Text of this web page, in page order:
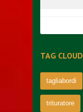
TAG CLOUD
tagliabordi
trituratore